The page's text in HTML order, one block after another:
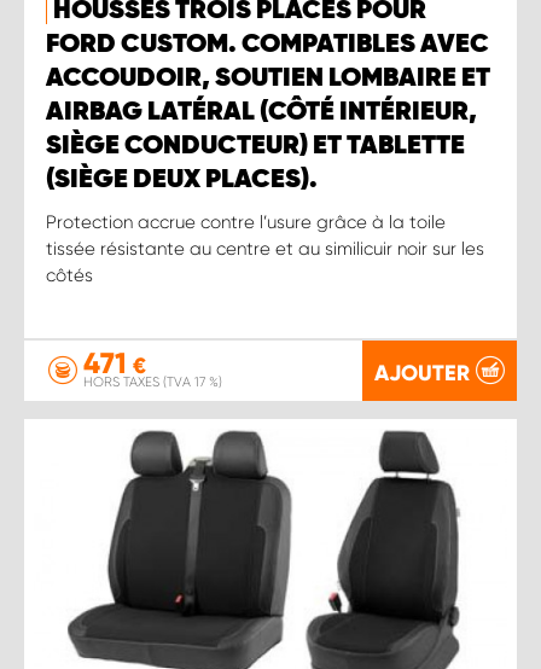
HOUSSES TROIS PLACES POUR
FORD CUSTOM. COMPATIBLES AVEC
ACCOUDOIR, SOUTIEN LOMBAIRE ET
AIRBAG LATÉRAL (CÔTÉ INTÉRIEUR,
SIÈGE CONDUCTEUR) ET TABLETTE
(SIÈGE DEUX PLACES).
Protection accrue contre l’usure grâce à la toile
tissée résistante au centre et au similicuir noir sur les
côtés
471 €
HORS TAXES (TVA 17 %) AJOUTER